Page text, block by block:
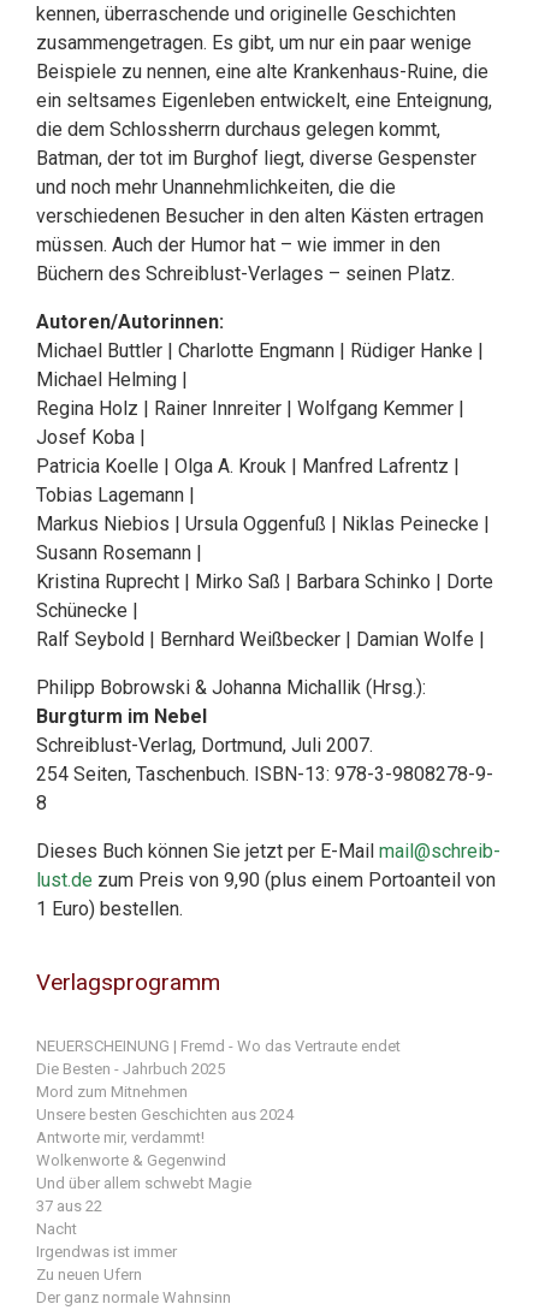
kennen, überraschende und originelle Geschichten
zusammengetragen. Es gibt, um nur ein paar wenige
Beispiele zu nennen, eine alte Krankenhaus-Ruine, die
ein seltsames Eigenleben entwickelt, eine Enteignung,
die dem Schlossherrn durchaus gelegen kommt,
Batman, der tot im Burghof liegt, diverse Gespenster
und noch mehr Unannehmlichkeiten, die die
verschiedenen Besucher in den alten Kästen ertragen
müssen. Auch der Humor hat – wie immer in den
Büchern des Schreiblust-Verlages – seinen Platz.
Autoren/Autorinnen:
Michael Buttler | Charlotte Engmann | Rüdiger Hanke |
Michael Helming |
Regina Holz | Rainer Innreiter | Wolfgang Kemmer |
Josef Koba |
Patricia Koelle | Olga A. Krouk | Manfred Lafrentz |
Tobias Lagemann |
Markus Niebios | Ursula Oggenfuß | Niklas Peinecke |
Susann Rosemann |
Kristina Ruprecht | Mirko Saß | Barbara Schinko | Dorte
Schünecke |
Ralf Seybold | Bernhard Weißbecker | Damian Wolfe |
Philipp Bobrowski & Johanna Michallik (Hrsg.):
Burgturm im Nebel
Schreiblust-Verlag, Dortmund, Juli 2007.
254 Seiten, Taschenbuch. ISBN-13: 978-3-9808278-9-
8
Dieses Buch können Sie jetzt per E-Mail mail@schreib-
lust.de zum Preis von 9,90 (plus einem Portoanteil von
1 Euro) bestellen.
Verlagsprogramm
NEUERSCHEINUNG | Fremd - Wo das Vertraute endet
Die Besten - Jahrbuch 2025
Mord zum Mitnehmen
Unsere besten Geschichten aus 2024
Antworte mir, verdammt!
Wolkenworte & Gegenwind
Und über allem schwebt Magie
37 aus 22
Nacht
Irgendwas ist immer
Zu neuen Ufern
Der ganz normale Wahnsinn